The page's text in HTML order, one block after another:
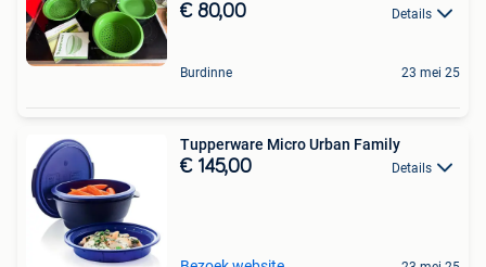
€ 80,00 Details
Burdinne 23 mei 25
Tupperware Micro Urban Family
€ 145,00 Details